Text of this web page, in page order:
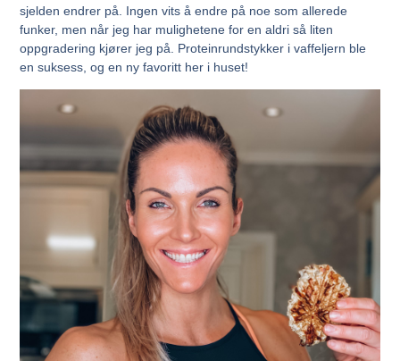
sjelden endrer på. Ingen vits å endre på noe som allerede
funker, men når jeg har mulighetene for en aldri så liten
oppgradering kjører jeg på. Proteinrundstykker i vaffeljern ble
en suksess, og en ny favoritt her i huset!